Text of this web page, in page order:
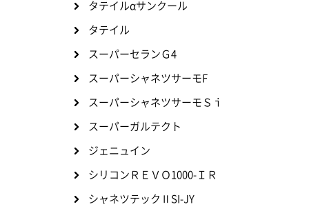
タテイルαサンクール
タテイル
スーパーセランＧ4
スーパーシャネツサーモF
スーパーシャネツサーモＳｉ
スーパーガルテクト
ジェニュイン
シリコンＲＥＶＯ1000-ＩＲ
シャネツテックⅡSI-JY